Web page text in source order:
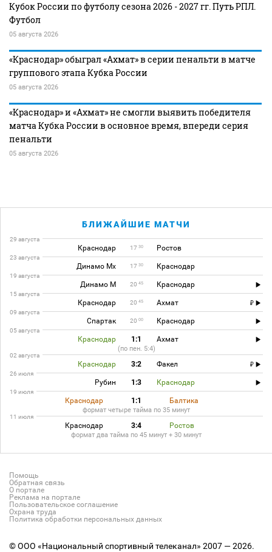
Кубок России по футболу сезона 2026 - 2027 гг. Путь РПЛ.
Футбол
05 августа 2026
«Краснодар» обыграл «Ахмат» в серии пенальти в матче
группового этапа Кубка России
05 августа 2026
«Краснодар» и «Ахмат» не смогли выявить победителя
матча Кубка России в основное время, впереди серия
пенальти
05 августа 2026
БЛИЖАЙШИЕ МАТЧИ
29 августа
Краснодар 17 30 Ростов
23 августа
Динамо Мх 17 30 Краснодар
19 августа
Динамо М 20 45 Краснодар
15 августа
Краснодар 20 45 Ахмат
09 августа
Спартак 20 00 Краснодар
05 августа
Краснодар 1:1 Ахмат
(по пен. 5:4)
02 августа
Краснодар 3:2 Факел
26 июля
Рубин 1:3 Краснодар
19 июля
Краснодар 1:1 Балтика
формат четыре тайма по 35 минут
11 июля
Краснодар 3:4 Ростов
формат два тайма по 45 минут + 30 минут
Помощь
Обратная связь
О портале
Реклама на портале
Пользовательское соглашение
Охрана труда
Политика обработки персональных данных
© ООО «Национальный спортивный телеканал» 2007 — 2026.